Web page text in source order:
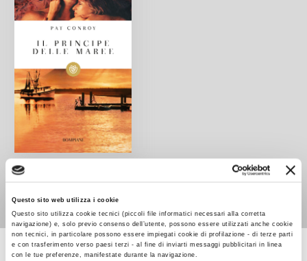
Questo sito web utilizza i cookie
Questo sito utilizza cookie tecnici (piccoli file informatici necessari alla corretta
navigazione) e, solo previo consenso dell’utente, possono essere utilizzati anche cookie
non tecnici, in particolare possono essere impiegati cookie di profilazione - di terze parti
e con trasferimento verso paesi terzi - al fine di inviarti messaggi pubblicitari in linea
con le tue preferenze, manifestate durante la navigazione.
Il principe delle maree